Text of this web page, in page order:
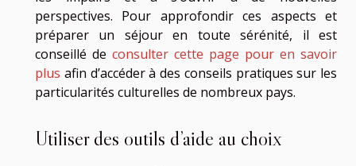
perspectives. Pour approfondir ces aspects et
préparer un séjour en toute sérénité, il est
conseillé de consulter cette page pour en savoir
plus afin d’accéder à des conseils pratiques sur les
particularités culturelles de nombreux pays.
Utiliser des outils d’aide au choix